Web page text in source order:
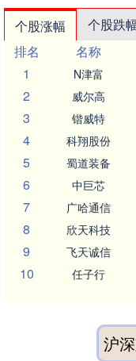
个股涨幅 个股跌
排名
名称
1
N津富
2 威尔高
3 锴威特
4 科翔股份
5 蜀道装备
6 中巨芯
7 广哈通信
8 欣天科技
9 飞天诚信
10 任子行
沪